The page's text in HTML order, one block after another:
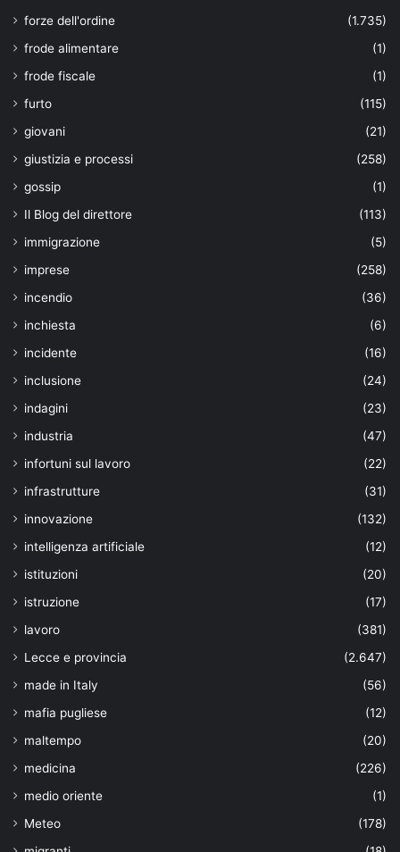
forze dell'ordine
(1.735)
frode alimentare
(1)
frode fiscale
(1)
furto
(115)
giovani
(21)
giustizia e processi
(258)
gossip
(1)
Il Blog del direttore
(113)
immigrazione
(5)
imprese
(258)
incendio
(36)
inchiesta
(6)
incidente
(16)
inclusione
(24)
indagini
(23)
industria
(47)
infortuni sul lavoro
(22)
infrastrutture
(31)
innovazione
(132)
intelligenza artificiale
(12)
istituzioni
(20)
istruzione
(17)
lavoro
(381)
Lecce e provincia
(2.647)
made in Italy
(56)
mafia pugliese
(12)
maltempo
(20)
medicina
(226)
medio oriente
(1)
Meteo
(178)